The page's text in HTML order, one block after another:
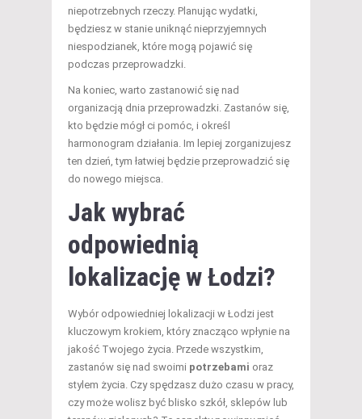
niepotrzebnych rzeczy. Planując wydatki,
będziesz w stanie uniknąć nieprzyjemnych
niespodzianek, które mogą pojawić się
podczas przeprowadzki.
Na koniec, warto zastanowić się nad
organizacją dnia przeprowadzki. Zastanów się,
kto będzie mógł ci pomóc, i określ
harmonogram działania. Im lepiej zorganizujesz
ten dzień, tym łatwiej będzie przeprowadzić się
do nowego miejsca.
Jak wybrać
odpowiednią
lokalizację w Łodzi?
Wybór odpowiedniej lokalizacji w Łodzi jest
kluczowym krokiem, który znacząco wpłynie na
jakość Twojego życia. Przede wszystkim,
zastanów się nad swoimi potrzebami oraz
stylem życia. Czy spędzasz dużo czasu w pracy,
czy może wolisz być blisko szkół, sklepów lub